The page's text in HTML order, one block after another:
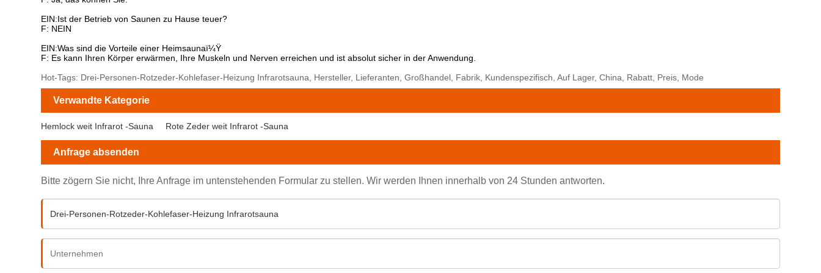
EIN:Ist der Betrieb von Saunen zu Hause teuer?
F: NEIN
EIN:Was sind die Vorteile einer Heimsaunaï¼Ÿ
F: Es kann Ihren Körper erwärmen, Ihre Muskeln und Nerven erreichen und ist absolut sicher in der Anwendung.
Hot-Tags: Drei-Personen-Rotzeder-Kohlefaser-Heizung Infrarotsauna, Hersteller, Lieferanten, Großhandel, Fabrik, Kundenspezifisch, Auf Lager, China, Rabatt, Preis, Mode
Verwandte Kategorie
Hemlock weit Infrarot -Sauna Rote Zeder weit Infrarot -Sauna
Anfrage absenden
Bitte zögern Sie nicht, Ihre Anfrage im untenstehenden Formular zu stellen. Wir werden Ihnen innerhalb von 24 Stunden antworten.